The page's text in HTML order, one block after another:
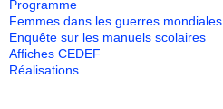
Programme
Femmes dans les guerres mondiales
Enquête sur les manuels scolaires
Affiches CEDEF
Réalisations